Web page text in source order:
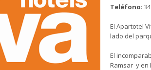
Teléfono:
El Apartotel
lado del
El
Ramsar y en